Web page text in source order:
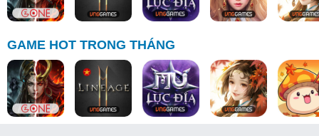
GAME HOT TRONG THÁNG